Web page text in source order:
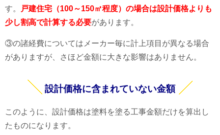
す。
戸建住宅（100～150㎡程度）の場合は設計価格よりも
少し割高で計算する必要があります。
③の諸経費についてはメーカー毎に計上項目が異なる場合
がありますが、さほど金額に大きな影響はありません。
設計価格に含まれていない金額
このように、設計価格は塗料を塗る工事金額だけを算出し
たものになります。